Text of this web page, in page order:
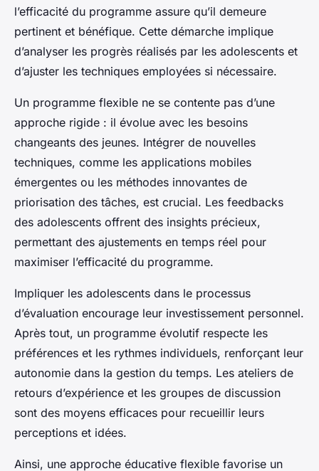
l’efficacité du programme assure qu’il demeure
pertinent et bénéfique. Cette démarche implique
d’analyser les progrès réalisés par les adolescents et
d’ajuster les techniques employées si nécessaire.
Un programme flexible ne se contente pas d’une
approche rigide : il évolue avec les besoins
changeants des jeunes. Intégrer de nouvelles
techniques, comme les applications mobiles
émergentes ou les méthodes innovantes de
priorisation des tâches, est crucial. Les feedbacks
des adolescents offrent des insights précieux,
permettant des ajustements en temps réel pour
maximiser l’efficacité du programme.
Impliquer les adolescents dans le processus
d’évaluation encourage leur investissement personnel.
Après tout, un programme évolutif respecte les
préférences et les rythmes individuels, renforçant leur
autonomie dans la gestion du temps. Les ateliers de
retours d’expérience et les groupes de discussion
sont des moyens efficaces pour recueillir leurs
perceptions et idées.
Ainsi, une approche éducative flexible favorise un